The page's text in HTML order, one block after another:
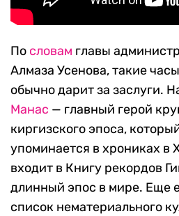
По словам главы
Алмаза Усенова, такие
обычно дарит за заслуги.
Манас — главный герой
киргизского эпоса,
упоминается в хрониках в
входит в Книгу рекордов
длинный эпос в мире. Еще
список нематериального